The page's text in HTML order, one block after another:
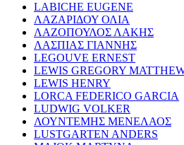
LABICHE EUGENE
ΛΑΖΑΡΙΔΟΥ ΟΛΙΑ
ΛΑΖΟΠΟΥΛΟΣ ΛΑΚΗΣ
ΛΑΣΠΙΑΣ ΓΙΑΝΝΗΣ
LEGOUVE ERNEST
LEWIS GREGORY
LEWIS HENRY
LORCA FEDERICO GARCIA
LUDWIG VOLKER
ΛΟΥΝΤΕΜΗΣ ΜΕΝΕΛΑΟΣ
LUSTGARTEN ANDERS